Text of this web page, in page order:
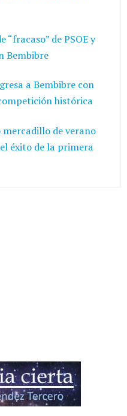
de PSOE y
Bembibre
a Bembibre con
histórica
de verano
éxito de la primera